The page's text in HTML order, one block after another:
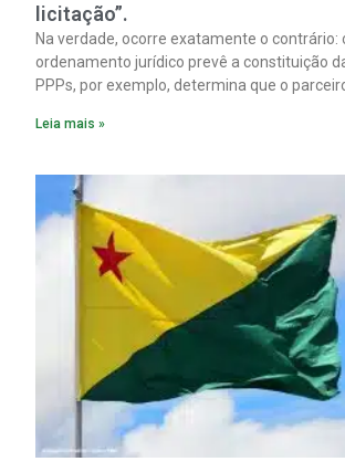
licitação”.
Na verdade, ocorre exatamente o contrário:
ordenamento jurídico prevê a constituição
PPPs, por exemplo, determina que o
empreendimento. Ou seja, a suposta “fraude
figura é facultativa e sujeita a uma escolha
projeto a projeto.
Leia mais »